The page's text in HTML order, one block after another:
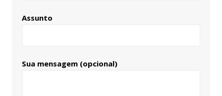
Assunto
Sua mensagem (opcional)